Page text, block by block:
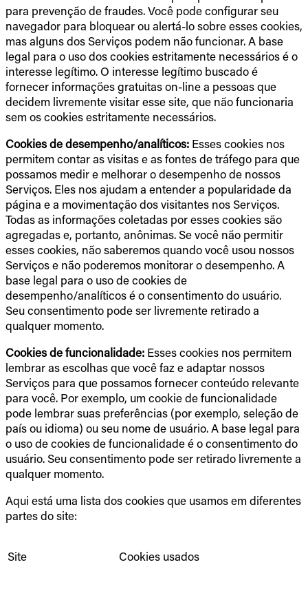
para prevenção de fraudes. Você pode configurar seu
navegador para bloquear ou alertá-lo sobre esses cookies,
mas alguns dos Serviços podem não funcionar. A base
legal para o uso dos cookies estritamente necessários é o
interesse legítimo. O interesse legítimo buscado é
fornecer informações gratuitas on-line a pessoas que
decidem livremente visitar esse site, que não funcionaria
sem os cookies estritamente necessários.
Cookies de desempenho/analíticos: Esses cookies nos
permitem contar as visitas e as fontes de tráfego para que
possamos medir e melhorar o desempenho de nossos
Serviços. Eles nos ajudam a entender a popularidade da
página e a movimentação dos visitantes nos Serviços.
Todas as informações coletadas por esses cookies são
agregadas e, portanto, anônimas. Se você não permitir
esses cookies, não saberemos quando você usou nossos
Serviços e não poderemos monitorar o desempenho. A
base legal para o uso de cookies de
desempenho/analíticos é o consentimento do usuário.
Seu consentimento pode ser livremente retirado a
qualquer momento.
Cookies de funcionalidade: Esses cookies nos permitem
lembrar as escolhas que você faz e adaptar nossos
Serviços para que possamos fornecer conteúdo relevante
para você. Por exemplo, um cookie de funcionalidade
pode lembrar suas preferências (por exemplo, seleção de
país ou idioma) ou seu nome de usuário. A base legal para
o uso de cookies de funcionalidade é o consentimento do
usuário. Seu consentimento pode ser retirado livremente a
qualquer momento.
Aqui está uma lista dos cookies que usamos em diferentes
partes do site:
Site Cookies usados